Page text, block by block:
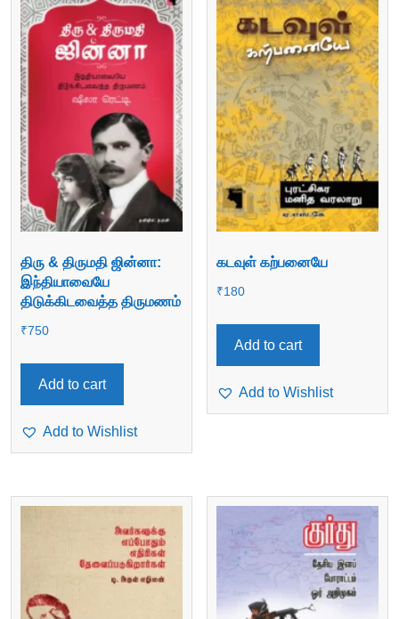
திரு & திருமதி ஜின்னா:
இந்தியாவையே
திடுக்கிடவைத்த திருமணம்
₹750
Add to cart
Add to Wishlist
கடவுள் கற்பனையே
₹180
Add to cart
Add to Wishlist